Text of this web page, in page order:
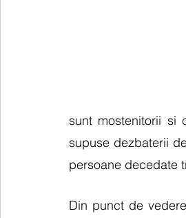
sunt mostenitorii si
supuse dezbaterii
persoane decedate
Din punct de